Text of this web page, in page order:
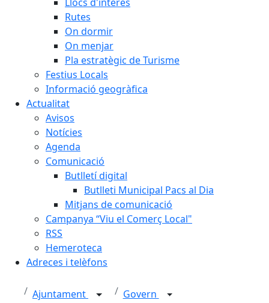
Rutes
On dormir
On menjar
Pla estratègic de Turisme
Festius Locals
Informació geogràfica
Actualitat
Avisos
Notícies
Agenda
Comunicació
Butlletí digital
Butlleti Municipal Pacs al Dia
Mitjans de comunicació
Campanya “Viu el Comerç Local"
RSS
Hemeroteca
Adreces i telèfons
Ajuntament Govern